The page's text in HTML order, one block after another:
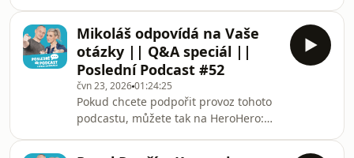
sérii Heroes of Might an
hru. Zabrousili jsme do povídání o
dětství, českém rapu a tradičně
probrali filmy, seriály a hry. Prostor
dostali i Vaše dotazy. Ve středu se
můžete na Herohero těšit na speciální
nekorektní bonus. Jo a pozdravuje
Bětku. :-D LINKY:Život Není Krásný:
Mikoláš odpovídá na Vaše
otázky || Q&A speciál ||
Poslední Podcast #52
čvn 23, 202601:24:25
Pokud chcete podpořit provoz tohoto
podcastu, můžete tak na HeroHero: